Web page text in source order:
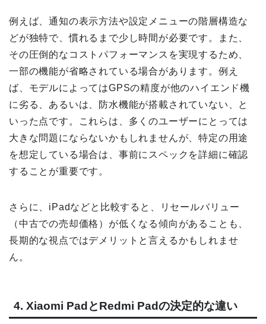
例えば、通知の表示方法や設定メニューの階層構造な
どが独特で、慣れるまで少し時間が必要です。また、
その圧倒的なコストパフォーマンスを実現するため、
一部の機能が省略されている場合があります。例え
ば、モデルによってはGPSの精度が他のハイエンド機
に劣る、あるいは、防水機能が搭載されていない、と
いった点です。これらは、多くのユーザーにとっては
大きな問題にならないかもしれませんが、特定の用途
を想定している場合は、事前にスペックを詳細に確認
することが重要です。
さらに、iPadなどと比較すると、リセールバリュー
（中古での売却価格）が低くなる傾向があることも、
長期的な視点ではデメリットと言えるかもしれませ
ん。
4. Xiaomi PadとRedmi Padの決定的な違い